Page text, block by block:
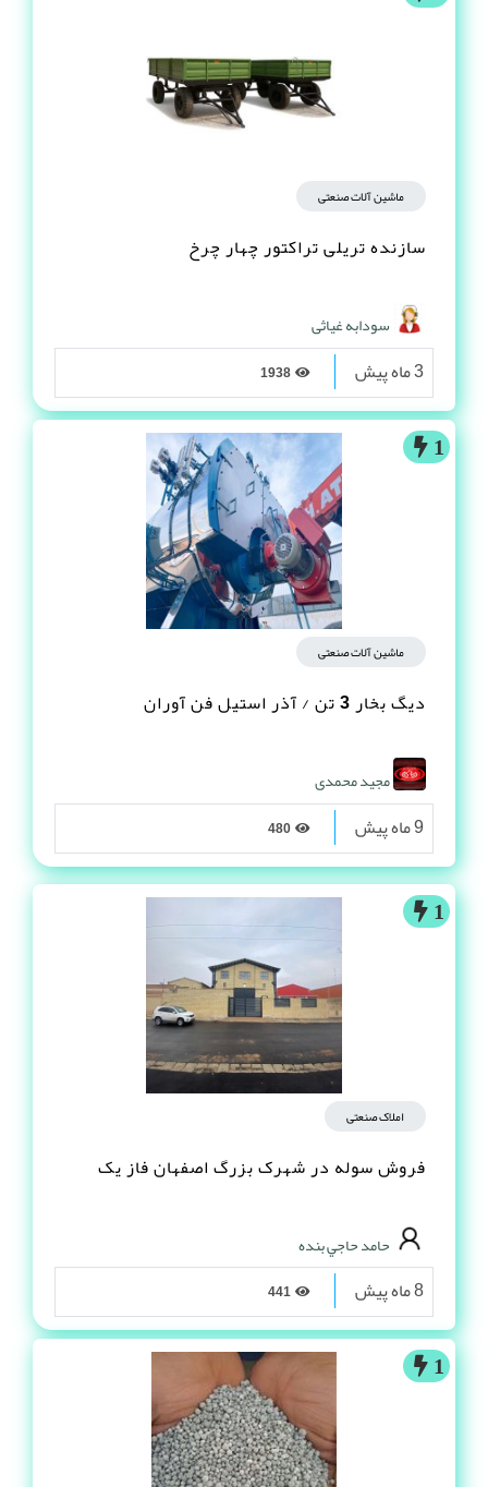
ماشین آلات صنعتی
سازنده تریلی تراکتور چهار چرخ
سودابه غیاثی
3 ماه پیش
1
ماشین آلات صنعتی
دیگ بخار 3 تن / آذر استیل فن آوران
مجید محمدی
9 ماه پیش
1
املاک صنعتی
فروش سوله در شهرک بزرگ اصفهان فاز یک
حامد حاجي بنده
8 ماه پیش
1